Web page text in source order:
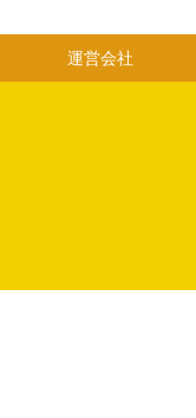
運営会社